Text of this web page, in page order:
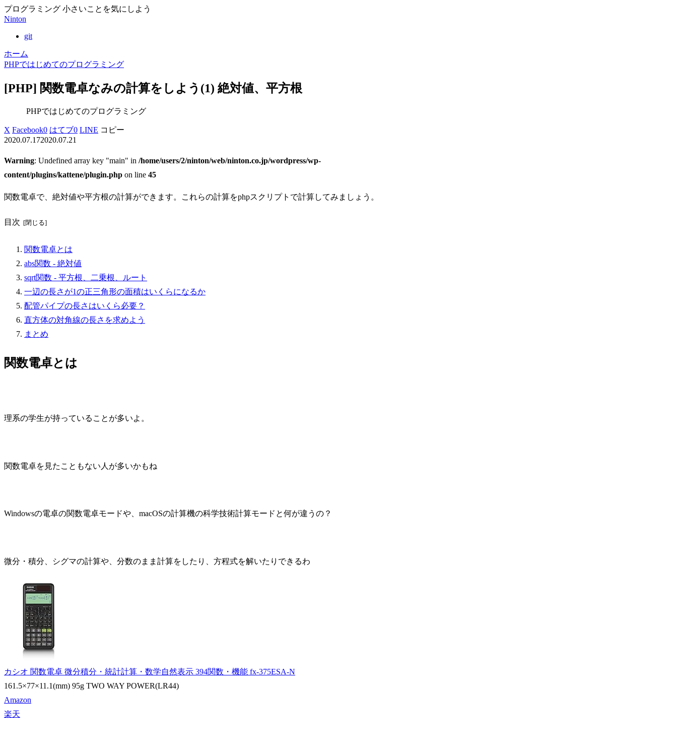
プログラミング 小さいことを気にしよう
Ninton
git
ホーム
PHPではじめてのプログラミング
[PHP] 関数電卓なみの計算をしよう(1) 絶対値、平方根
PHPではじめてのプログラミング
X Facebook0 はてブ0 LINE コピー
2020.07.172020.07.21
Warning: Undefined array key "main" in /home/users/2/ninton/web/ninton.co.jp/wordpress/wp-
content/plugins/kattene/plugin.php on line 45
関数電卓で、絶対値や平方根の計算ができます。これらの計算をphpスクリプトで計算してみましょう。
目次
関数電卓とは
abs関数 - 絶対値
sqrt関数 - 平方根、二乗根、ルート
一辺の長さが1の正三角形の面積はいくらになるか
配管パイプの長さはいくら必要？
直方体の対角線の長さを求めよう
まとめ
関数電卓とは
理系の学生が持っていることが多いよ。
関数電卓を見たこともない人が多いかもね
Windowsの電卓の関数電卓モードや、macOSの計算機の科学技術計算モードと何が違うの？
微分・積分、シグマの計算や、分数のまま計算をしたり、方程式を解いたりできるわ
カシオ 関数電卓 微分積分・統計計算・数学自然表示 394関数・機能 fx-375ESA-N
161.5×77×11.1(mm) 95g TWO WAY POWER(LR44)
Amazon
楽天